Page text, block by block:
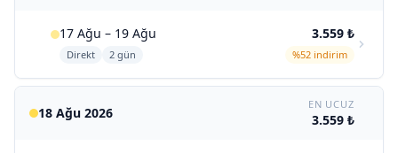
17 Ağu – 19 Ağu
Direkt 2 gün
3.559 ₺
%52 indirim
18 Ağu 2026
EN UCUZ
3.559 ₺